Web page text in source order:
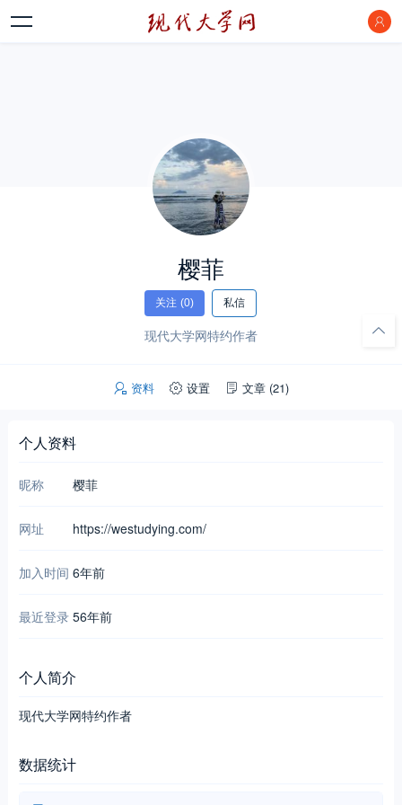
樱菲
关注 (0) 私信
现代大学网特约作者
资料 设置 文章 (21)
个人资料
昵称 樱菲
网址 https://westudying.com/
加入时间 6年前
最近登录 56年前
个人简介
现代大学网特约作者
数据统计